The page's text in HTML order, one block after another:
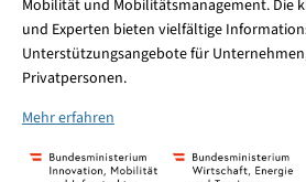
Mobilität und Mobilitätsmanagement. Die
und Experten bieten vielfältige
Unterstützungsangebote für
Privatpersonen.
Mehr erfahren